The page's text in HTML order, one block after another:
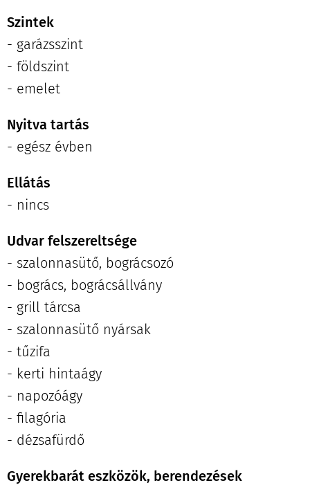
Szintek
- garázsszint
- földszint
- emelet
Nyitva tartás
- egész évben
Ellátás
- nincs
Udvar felszereltsége
- szalonnasütő, bográcsozó
- bogrács, bográcsállvány
- grill tárcsa
- szalonnasütő nyársak
- tűzifa
- kerti hintaágy
- napozóágy
- filagória
- dézsafürdő
Gyerekbarát eszközök, berendezések